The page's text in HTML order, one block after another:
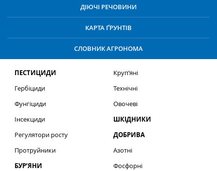
ДІЮЧІ РЕЧОВИНИ
КАРТА ҐРУНТІВ
СЛОВНИК АГРОНОМА
ПЕСТИЦИДИ
Гербіциди
Фунгіциди
Інсекциди
Регулятори росту
Протруйники
БУР’ЯНИ
Круп’яні
Технічні
Овочеві
ШКІДНИКИ
ДОБРИВА
Азотні
Фосфорні